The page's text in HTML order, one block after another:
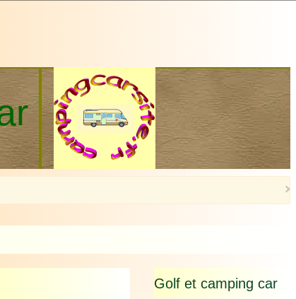
×
Golf et camping car